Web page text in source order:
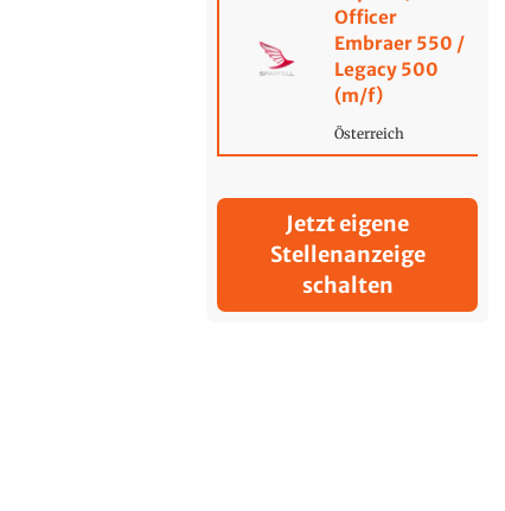
Officer
Embraer 550 /
Legacy 500
(m/f)
Österreich
Jetzt eigene
Stellenanzeige
schalten